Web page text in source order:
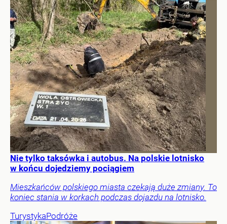
Nie tylko taksówka i autobus. Na polskie lotnisko
w końcu dojedziemy pociągiem
Mieszkańców polskiego miasta czekają duże zmiany. To
koniec stania w korkach podczas dojazdu na lotnisko.
TurystykaPodróże